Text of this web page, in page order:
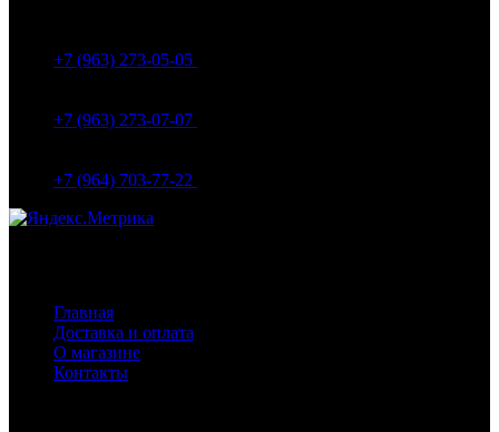
+7 (963) 273-05-05
+7 (963) 273-07-07
+7 (964) 703-77-22
Главная
Доставка и оплата
О магазине
Контакты